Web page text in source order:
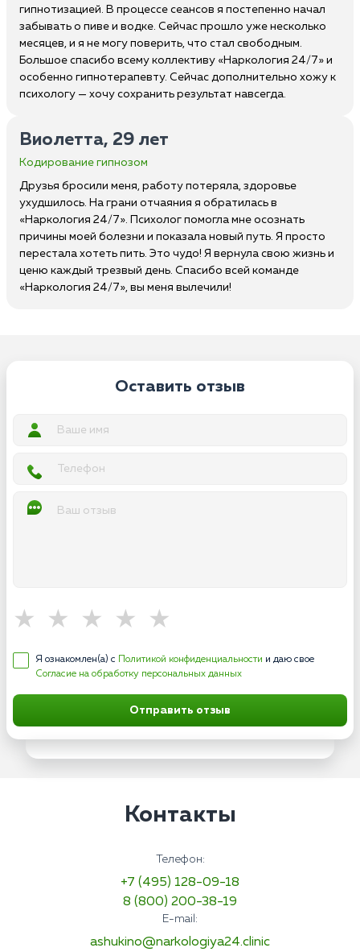
гипнотизацией. В процессе сеансов я постепенно начал
забывать о пиве и водке. Сейчас прошло уже несколько
месяцев, и я не могу поверить, что стал свободным.
Большое спасибо всему коллективу «Наркология 24/7» и
особенно гипнотерапевту. Сейчас дополнительно хожу к
психологу — хочу сохранить результат навсегда.
Виолетта, 29 лет
Кодирование гипнозом
Друзья бросили меня, работу потеряла, здоровье
ухудшилось. На грани отчаяния я обратилась в
«Наркология 24/7». Психолог помогла мне осознать
причины моей болезни и показала новый путь. Я просто
перестала хотеть пить. Это чудо! Я вернула свою жизнь и
ценю каждый трезвый день. Спасибо всей команде
«Наркология 24/7», вы меня вылечили!
Оставить отзыв
Я ознакомлен(а) с Политикой конфиденциальности и даю свое
Согласие на обработку персональных данных
Отправить отзыв
Контакты
Телефон:
+7 (495) 128-09-18
8 (800) 200-38-19
E-mail:
ashukino@narkologiya24.clinic